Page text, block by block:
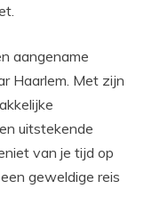
aangename
Haarlem. Met zijn
uitstekende
van je tijd op
geweldige reis